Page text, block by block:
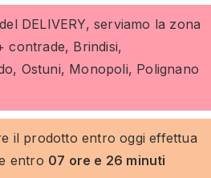
DELIVERY, serviamo la zona
contrade, Brindisi,
Ostuni, Monopoli, Polignano
il prodotto entro oggi effettua
entro 07 ore e 26 minuti